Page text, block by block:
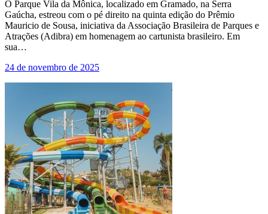
O Parque Vila da Mônica, localizado em Gramado, na Serra
Gaúcha, estreou com o pé direito na quinta edição do Prêmio
Mauricio de Sousa, iniciativa da Associação Brasileira de Parques e
Atrações (Adibra) em homenagem ao cartunista brasileiro. Em
sua…
24 de novembro de 2025